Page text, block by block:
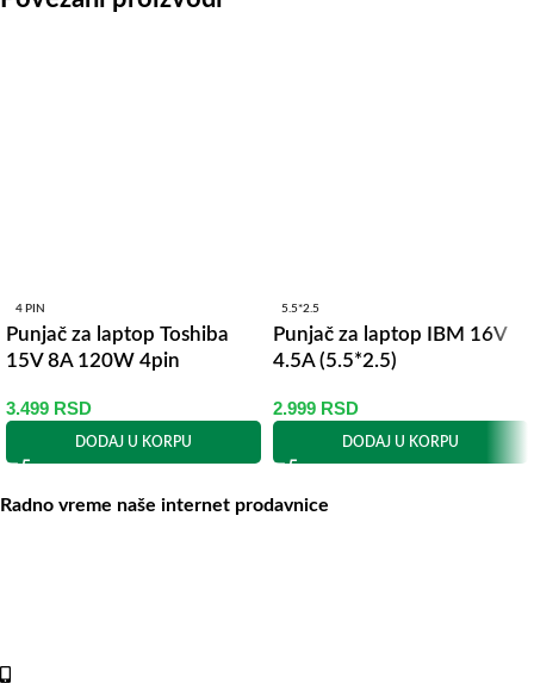
4 PIN
Punjač za laptop Toshiba
15V 8A 120W 4pin
3.499 RSD
DODAJ U KORPU
5.5*2.5
Punjač za laptop IBM 16V
4.5A (5.5*2.5)
2.999 RSD
DODAJ U KORPU
Radno vreme naše internet prodavnice